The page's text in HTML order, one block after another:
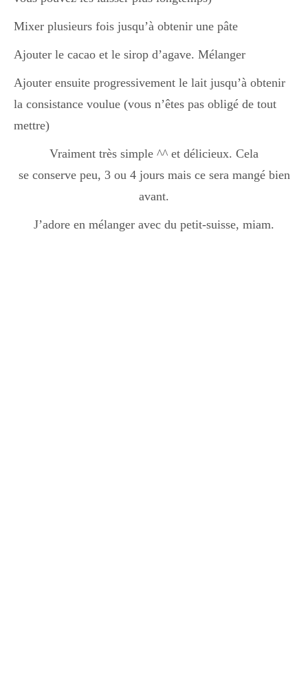
Mixer plusieurs fois jusqu’à obtenir une pâte
Ajouter le cacao et le sirop d’agave. Mélanger
Ajouter ensuite progressivement le lait jusqu’à obtenir
la consistance voulue (vous n’êtes pas obligé de tout
mettre)
Vraiment très simple ^^ et délicieux. Cela
se conserve peu, 3 ou 4 jours mais ce sera mangé bien
avant.
J’adore en mélanger avec du petit-suisse, miam.